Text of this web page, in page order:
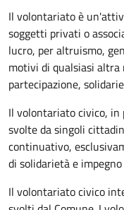
Il volontariato è
soggetti privati o
lucro, per altruismo,
motivi di qualsiasi altra
partecipazione,
Il volontariato civico, in
svolte da singoli
continuativo,
di solidarietà e
Il volontariato civico